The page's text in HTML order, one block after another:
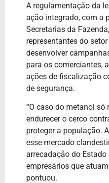
A regulamentação da
ação integrado, com a
Secretarias da
representantes do
desenvolver
para os comerciantes,
ações de fiscalização
de segurança.
“O caso do metanol só
endurecer o cerco
proteger a população.
esse mercado
arrecadação do Estado
empresários que
pontuou.